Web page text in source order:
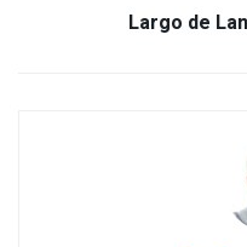
Largo de